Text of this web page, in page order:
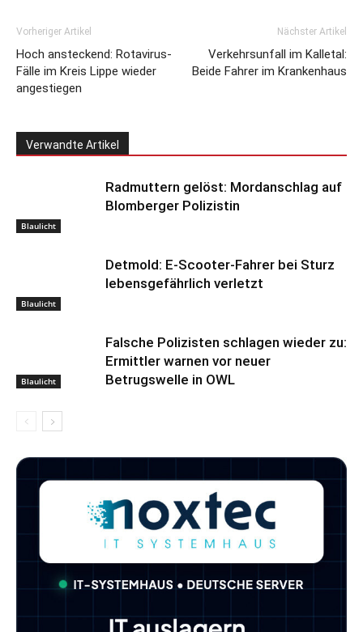
Vorheriger Artikel
Hoch ansteckend: Rotavirus-
Fälle im Kreis Lippe wieder
angestiegen
Nächster Artikel
Verkehrsunfall im Kalletal:
Beide Fahrer im Krankenhaus
Verwandte Artikel
Blaulicht
Radmuttern gelöst: Mordanschlag auf
Blomberger Polizistin
Blaulicht
Detmold: E-Scooter-Fahrer bei Sturz
lebensgefährlich verletzt
Blaulicht
Falsche Polizisten schlagen wieder zu:
Ermittler warnen vor neuer
Betrugswelle in OWL